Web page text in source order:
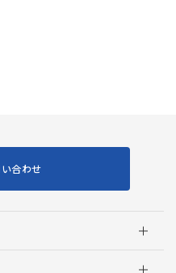
合わせ